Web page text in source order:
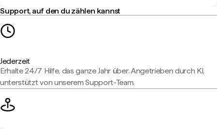
Support, auf den du zählen kannst
Jederzeit
Erhalte 24/7 Hilfe, das ganze Jahr über. Angetrieben durch KI,
unterstützt von unserem Support-Team.